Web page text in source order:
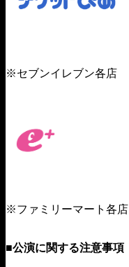
※セブンイレブン各店
※ファミリーマート各店
■公演に関する注意事項